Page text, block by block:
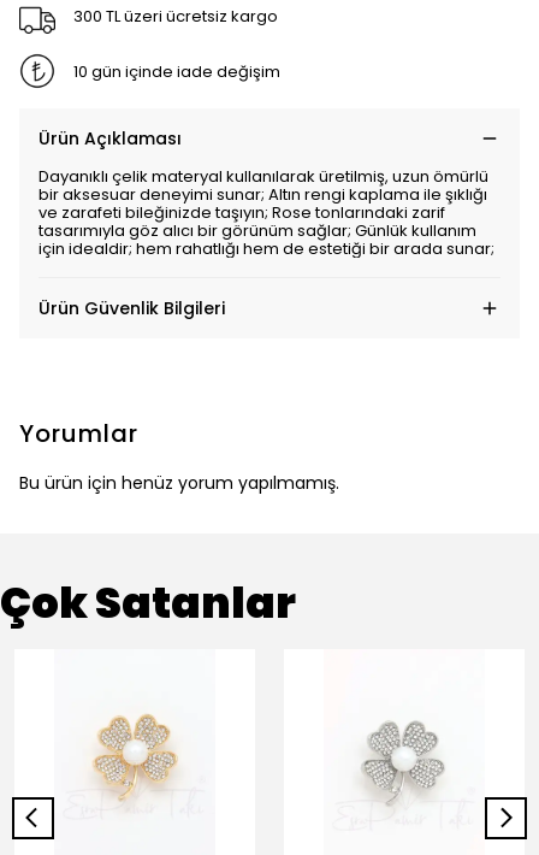
300 TL üzeri ücretsiz kargo
10 gün içinde iade değişim
Ürün Açıklaması
Dayanıklı çelik materyal kullanılarak üretilmiş, uzun ömürlü
bir aksesuar deneyimi sunar; Altın rengi kaplama ile şıklığı
ve zarafeti bileğinizde taşıyın; Rose tonlarındaki zarif
tasarımıyla göz alıcı bir görünüm sağlar; Günlük kullanım
için idealdir; hem rahatlığı hem de estetiği bir arada sunar;
Ürün Güvenlik Bilgileri
Yorumlar
Bu ürün için henüz yorum yapılmamış.
Çok Satanlar